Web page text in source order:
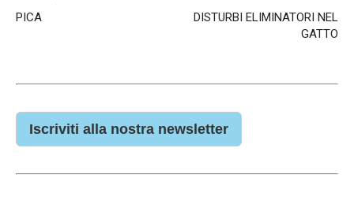
PICA
DISTURBI ELIMINATORI NEL
GATTO
Iscriviti alla nostra newsletter